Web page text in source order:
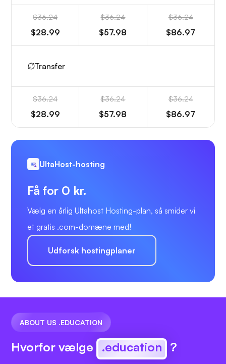
$36.24
$28.99
$36.24
$57.98
$36.24
$86.97
Transfer
$36.24
$28.99
$36.24
$57.98
$36.24
$86.97
UltaHost-hosting
Få for 0 kr.
Vælg en årlig Ultahost Hosting-plan, så smider vi
et gratis .com-domæne med!
Udforsk hostingplaner
ABOUT US .EDUCATION
Hvorfor vælge .education ?